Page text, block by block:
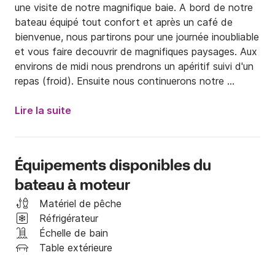
une visite de notre magnifique baie. A bord de notre
bateau équipé tout confort et après un café de
bienvenue, nous partirons pour une journée inoubliable
et vous faire decouvrir de magnifiques paysages. Aux
environs de midi nous prendrons un apéritif suivi d'un
repas (froid). Ensuite nous continuerons notre
paysages, des îles magnifiques, des réserves
En famille ou entre amis,(4, personnes max) venez
passer une très belle journée en notre compagnie
dans une ambiance sympa et conviviale
A partir de 294 euros pour 2 adultes, hors carburant.
N'hésitez pas à nous contacter pour un devis
personnalisé.
A très bientôt.
Lire la suite
Équipements disponibles du
bateau à moteur
Matériel de pêche
Réfrigérateur
Échelle de bain
Table extérieure